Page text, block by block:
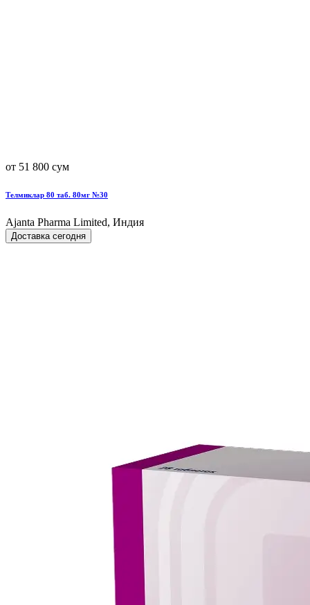
от 51 800 сум
Телмиклар 80 таб. 80мг №30
Ajanta Pharma Limited, Индия
Доставка сегодня